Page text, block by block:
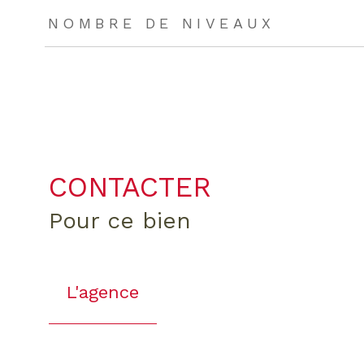
NOMBRE DE NIVEAUX
CONTACTER
pour ce bien
L'agence